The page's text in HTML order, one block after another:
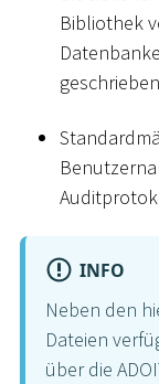
Bibliothek
INFO
Neben den
Dateien
über die